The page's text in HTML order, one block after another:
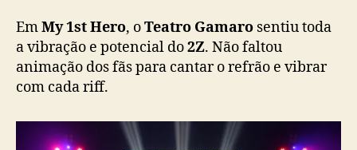
EmMy 1st Hero, oTeatro Gamaro sentiu toda
a vibração e potencial do2Z. Não faltou
animação dos fãs para cantar o refrão e vibrar
com cada riff.